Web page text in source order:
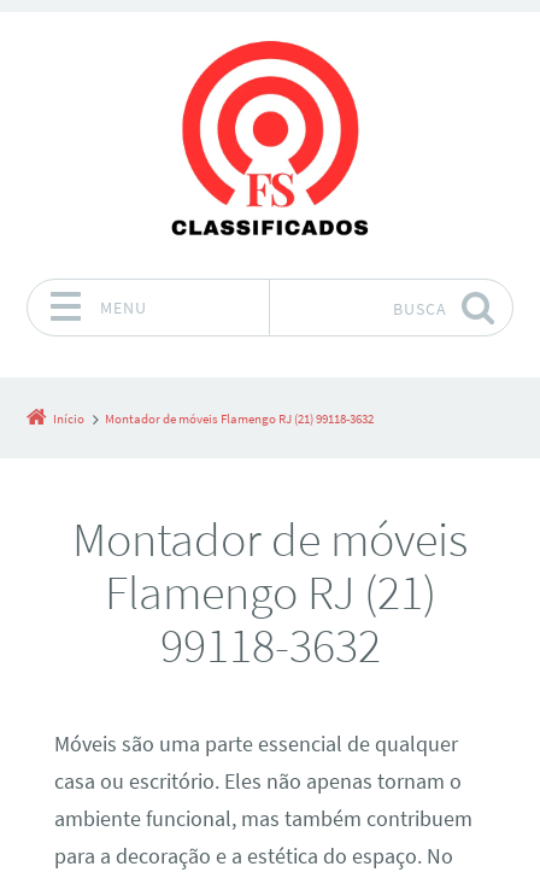
MENU BUSCA
Início Montador de móveis Flamengo RJ (21) 99118-3632
Montador de móveis
Flamengo RJ (21)
99118-3632
Móveis são uma parte essencial de qualquer
casa ou escritório. Eles não apenas tornam o
ambiente funcional, mas também contribuem
para a decoração e a estética do espaço. No